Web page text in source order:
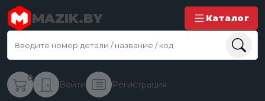
MAZIK.BY Каталог
0
Войти Регистрация